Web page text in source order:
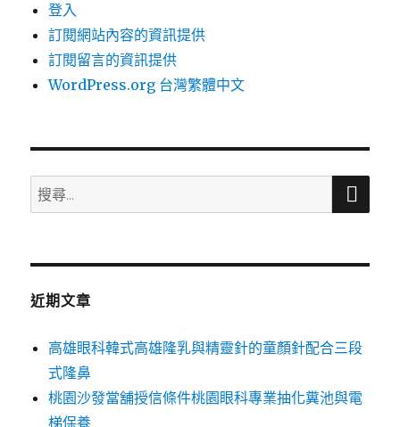
登入
訂閱網站內容的資訊提供
訂閱留言的資訊提供
WordPress.org 台灣繁體中文
搜
尋
鍵
搜
近期文章
高雄眼科韓式高雄隆乳與精靈針的童顏針配合三段
式隆鼻
桃園沙發當舖授信條件桃園眼科專業抽化糞池與電
梯保養